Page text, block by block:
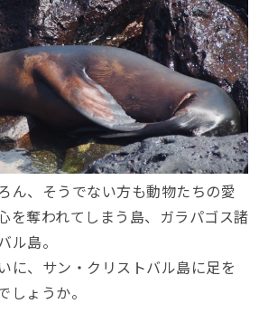
ん、そうでない方も動物たちの愛
を奪われてしまう島、ガラパゴス諸
ル島。
に、サン・クリストバル島に足を
しょうか。